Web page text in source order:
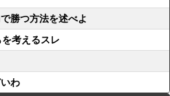
勝つ方法を述べよ
考えるスレ
わ